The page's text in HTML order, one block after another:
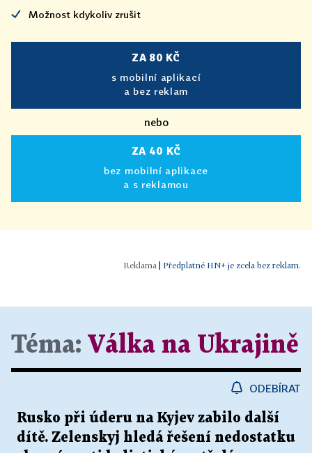
Možnost kdykoliv zrušit
ZA 80 KČ
s mobilní aplikací
a bez reklam
nebo
ZA 40 KČ
bez mobilní aplikace
a s reklamou
| Předplatné HN+ je zcela bez reklam.
Téma: Válka na Ukrajině
ODEBÍRAT
Rusko při úderu na Kyjev zabilo další
dítě. Zelenskyj hledá řešení nedostatku